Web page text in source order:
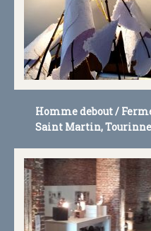
Homme debout /
Saint Martin,